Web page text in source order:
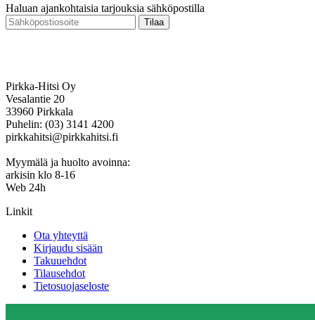
Haluan ajankohtaisia tarjouksia sähköpostilla
Tilaa
Pirkka-Hitsi Oy
Vesalantie 20
33960 Pirkkala
Puhelin: (03) 3141 4200
pirkkahitsi@pirkkahitsi.fi
Myymälä ja huolto avoinna:
arkisin klo 8-16
Web 24h
Linkit
Ota yhteyttä
Kirjaudu sisään
Takuuehdot
Tilausehdot
Tietosuojaseloste